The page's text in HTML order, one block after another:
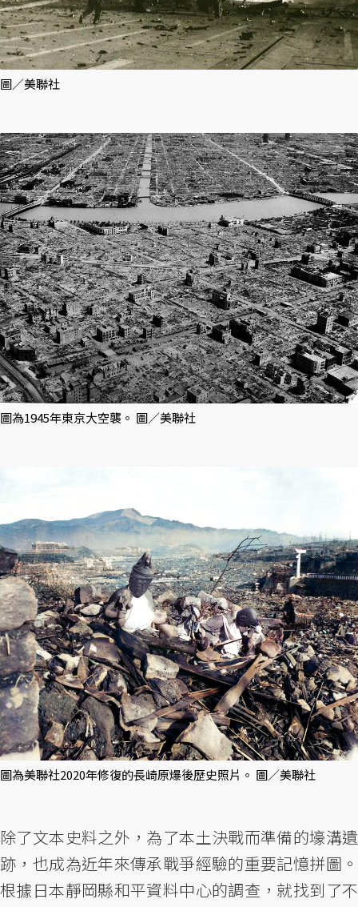
圖／美聯社
圖為1945年東京大空襲。 圖／美聯社
圖為美聯社2020年修復的長崎原爆後歷史照片。 圖／美聯社
除了文本史料之外，為了本土決戰而準備的壕溝遺
跡，也成為近年來傳承戰爭經驗的重要記憶拼圖。
根據日本靜岡縣和平資料中心的調查，就找到了不